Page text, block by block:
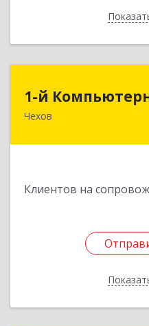
1-й
Чехов
Клиентов на
1-й
142306, Московская